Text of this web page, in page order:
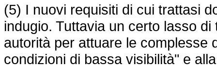
(5) I nuovi requisiti di cui trattasi
indugio. Tuttavia un certo lasso
autorità per attuare le complesse
condizioni di bassa visibilità" e